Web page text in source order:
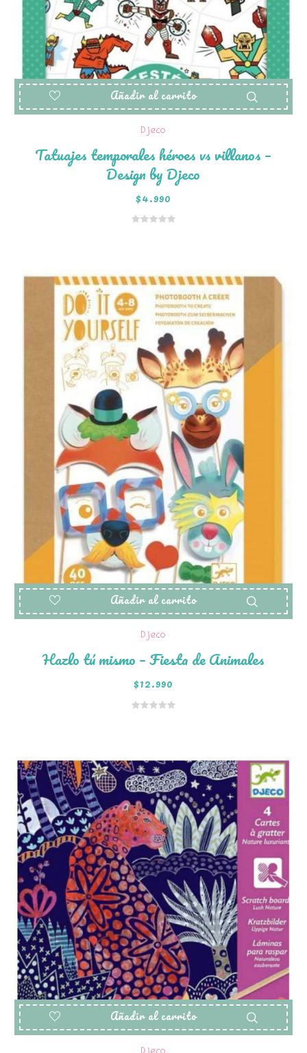
Añadir al carrito
Djeco
Tatuajes temporales héroes vs villanos –
Design by Djeco
$4.990
Añadir al carrito
Djeco
Hazlo tú mismo – Fiesta de Animales
$12.990
Añadir al carrito